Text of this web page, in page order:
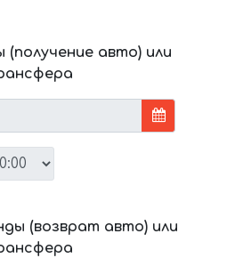
авто) или
(возврат авто) или